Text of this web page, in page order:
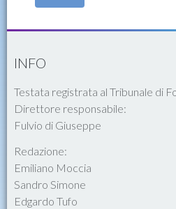
INFO
Testata registrata al Tribunale di
Direttore responsabile:
Fulvio di Giuseppe
Redazione:
Emiliano Moccia
Sandro Simone
Edgardo Tufo